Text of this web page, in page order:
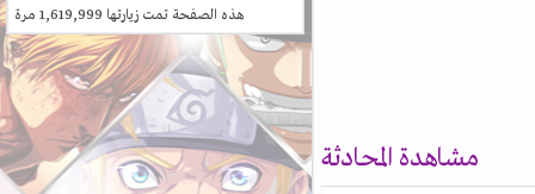
مشاهدة المحادثة
هذه الصفحة تمت زيارتها1,619,999مرة